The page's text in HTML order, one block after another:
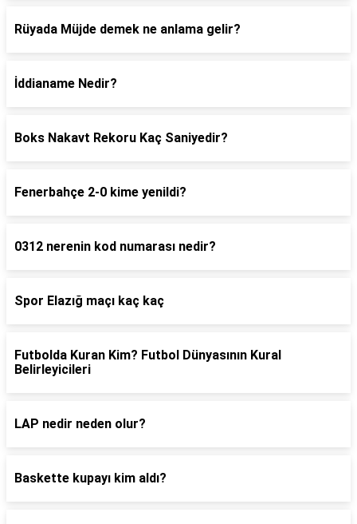
Rüyada Müjde demek ne anlama gelir?
İddianame Nedir?
Boks Nakavt Rekoru Kaç Saniyedir?
Fenerbahçe 2-0 kime yenildi?
0312 nerenin kod numarası nedir?
Spor Elazığ maçı kaç kaç
Futbolda Kuran Kim? Futbol Dünyasının Kural
Belirleyicileri
LAP nedir neden olur?
Baskette kupayı kim aldı?